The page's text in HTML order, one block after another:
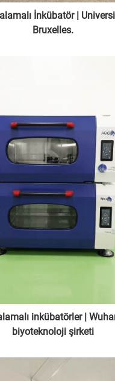
İnkübatör |
Bruxelles.
inkübatörler |
biyoteknoloji şirketi